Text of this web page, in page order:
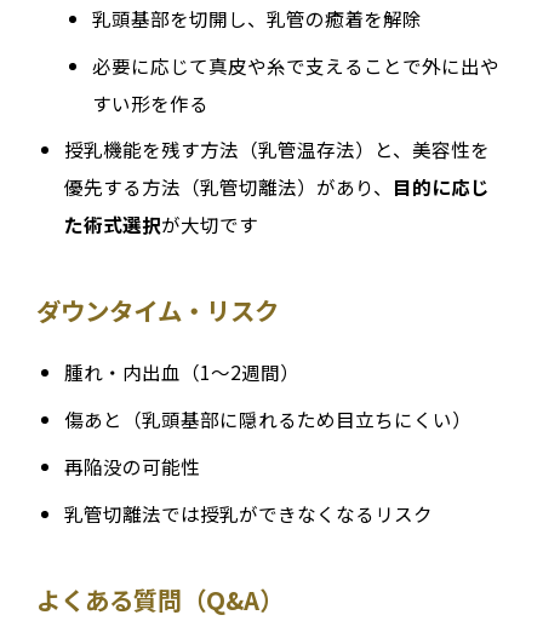
乳頭基部を切開し、乳管の癒着を解除
必要に応じて真皮や糸で支えることで外に出や
すい形を作る
授乳機能を残す方法（乳管温存法）と、美容性を
優先する方法（乳管切離法）があり、 目的に応じ
た術式選択が大切です
ダウンタイム・リスク
腫れ・内出血（1〜2週間）
傷あと（乳頭基部に隠れるため目立ちにくい）
再陥没の可能性
乳管切離法では授乳ができなくなるリスク
よくある質問（Q&A）